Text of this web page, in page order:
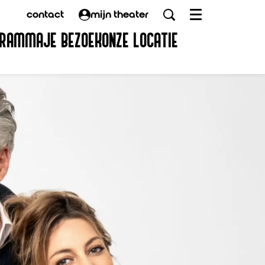
contact mijn theater
JE BEZOEK ONZE LOCATIE
Menu